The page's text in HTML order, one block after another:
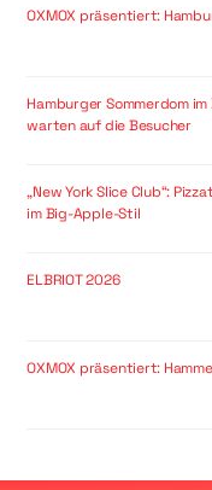
OXMOX präsentiert:
Hamburger Sommerdom
warten auf die Besucher
„New York Slice Club“:
im Big-Apple-Stil
ELBRIOT 2026
OXMOX präsentiert: